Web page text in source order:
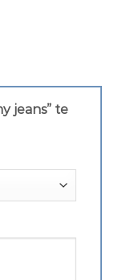
jeans” te